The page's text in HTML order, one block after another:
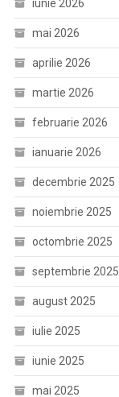
iunie 2026
mai 2026
aprilie 2026
martie 2026
februarie 2026
ianuarie 2026
decembrie 2025
noiembrie 2025
octombrie 2025
septembrie 2025
august 2025
iulie 2025
iunie 2025
mai 2025